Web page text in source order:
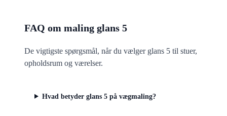
FAQ om maling glans 5
De vigtigste spørgsmål, når du vælger glans 5 til stuer,
opholdsrum og værelser.
Hvad betyder glans 5 på vægmaling?